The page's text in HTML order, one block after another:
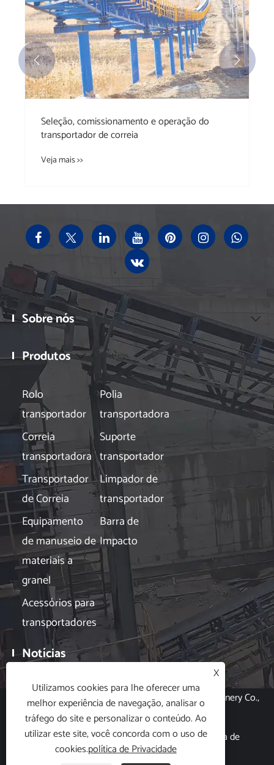
Seleção, comissionamento e operação do
transportador de correia
Veja mais >>
 
Sobre nós 
Produtos 
Rolo
transportador
Polia
transportadora
Correia
transportadora
Suporte
transportador
Transportador
de Correia
Limpador de
transportador
Equipamento
de manuseio de
materiais a
granel
Barra de
Impacto
Acessórios para
transportadores
Notícias 
Copyright © 2024 Hubei Xin Aneng Conveying Machinery Co.,
Ltd. Todos os direitos reservados.
Links | Sitemap | RSS | XML | política de
Privacidade |
X
Utilizamos cookies para lhe oferecer uma
melhor experiência de navegação, analisar o
tráfego do site e personalizar o conteúdo. Ao
utilizar este site, você concorda com o uso de
cookies.política de Privacidade